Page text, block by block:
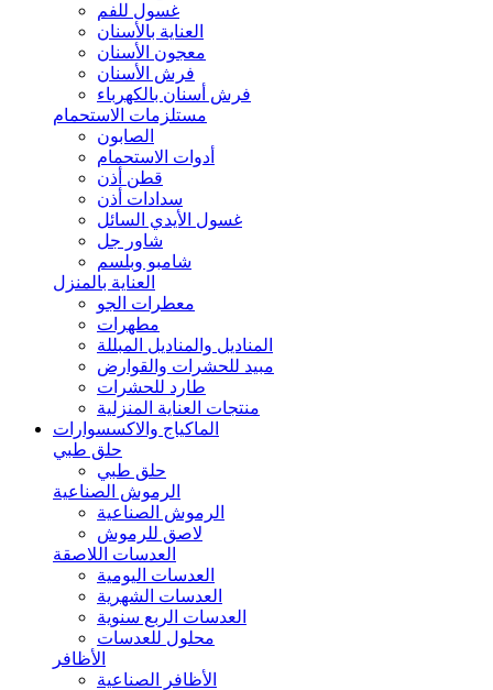
غسول للفم
العناية بالأسنان
معجون الأسنان
فرش الأسنان
فرش أسنان بالكهرباء
مستلزمات الاستحمام
الصابون
أدوات الاستحمام
قطن أذن
سدادات أذن
غسول الأيدي السائل
شاور جل
شامبو وبلسم
العناية بالمنزل
معطرات الجو
مطهرات
المناديل والمناديل المبللة
مبيد للحشرات والقوارض
طارد للحشرات
منتجات العناية المنزلية
الماكياج والاكسسوارات
حلق طبي
حلق طبي
الرموش الصناعية
الرموش الصناعية
لاصق للرموش
العدسات اللاصقة
العدسات اليومية
العدسات الشهرية
العدسات الربع سنوية
محلول للعدسات
الأظافر
الأظافر الصناعية